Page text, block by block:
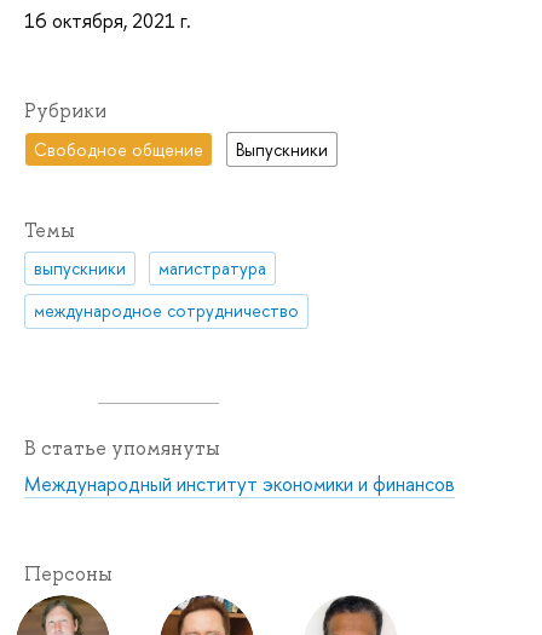
16 октября, 2021 г.
Рубрики
Свободное общение Выпускники
Темы
выпускники
магистратура
международное сотрудничество
В статье упомянуты
Международный институт экономики и финансов
Персоны